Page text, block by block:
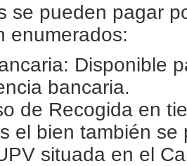
se pueden pagar
enumerados:
Disponible
bancaria.
de Recogida en
el bien también
situada en el